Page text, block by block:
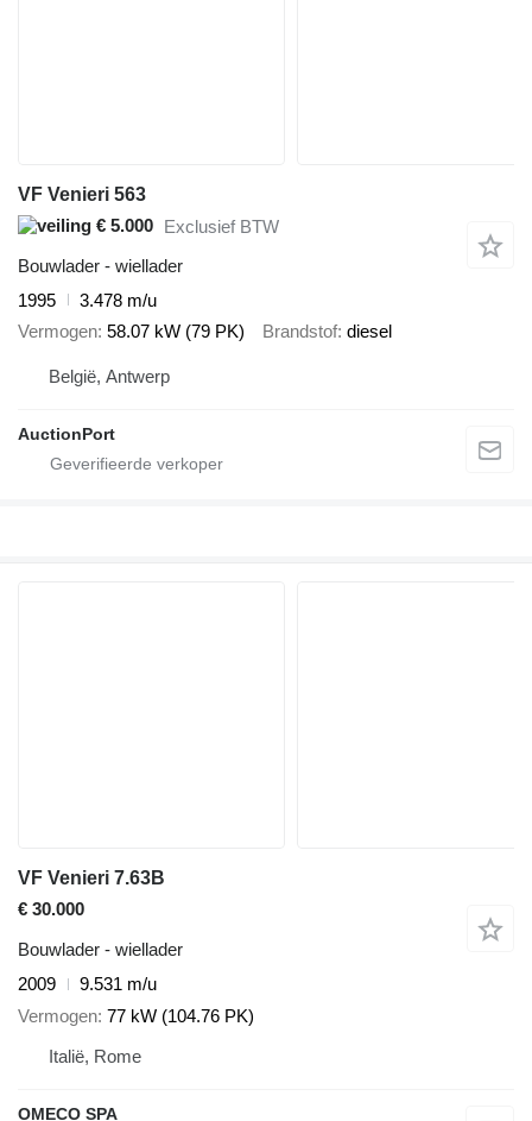
VF Venieri 563
€ 5.000 Exclusief BTW
Bouwlader - wiellader
1995
3.478 m/u
Vermogen 58.07 kW (79 PK) Brandstof diesel
België, Antwerp
AuctionPort
VF Venieri 7.63B
€ 30.000
Bouwlader - wiellader
2009
9.531 m/u
Vermogen 77 kW (104.76 PK)
Italië, Rome
OMECO SPA